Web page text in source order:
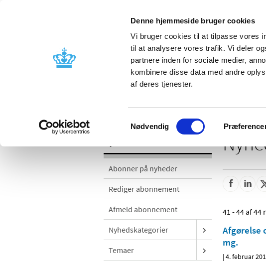
Denne hjemmeside bruger cookies
Vi bruger cookies til at tilpasse vores
til at analysere vores trafik. Vi deler
partnere inden for sociale medier,
kombinere disse data med andre
af deres tjenester.
Samtykkevalg
Nødvendig
Godkendelse og
Bivirkninger og
produktinformation
Abonner på nyheder
Rediger abonnement
Afmeld abonnement
Nyhedskategorier
Temaer
41 - 44 af 44
Afgørelse
mg.
|4. februar